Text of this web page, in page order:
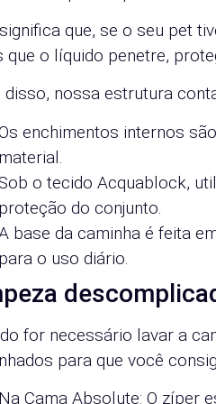
que, se o seu pet
que o líquido penetre,
disso, nossa estrutura
enchimentos internos
material.
o tecido Acquablock,
proteção do conjunto.
base da caminha é feita
para o uso diário.
for necessário lavar a
para que você
Na Cama Absolute: O zíper